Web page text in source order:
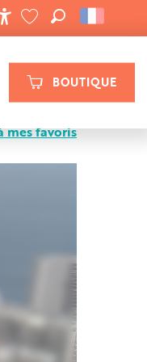
BOUTIQUE
VOIR LES FAVORIS
RECHERCHE
mes favoris